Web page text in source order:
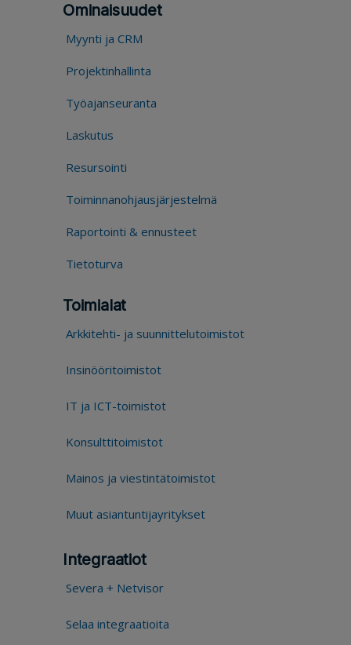
Ominaisuudet
Myynti ja CRM
Projektinhallinta
Työajanseuranta
Laskutus
Resursointi
Toiminnanohjausjärjestelmä
Raportointi & ennusteet
Tietoturva
Toimialat
Arkkitehti- ja suunnittelutoimistot
Insinööritoimistot
IT ja ICT-toimistot
Konsulttitoimistot
Mainos ja viestintätoimistot
Muut asiantuntijayritykset
Integraatiot
Severa + Netvisor
Selaa integraatioita